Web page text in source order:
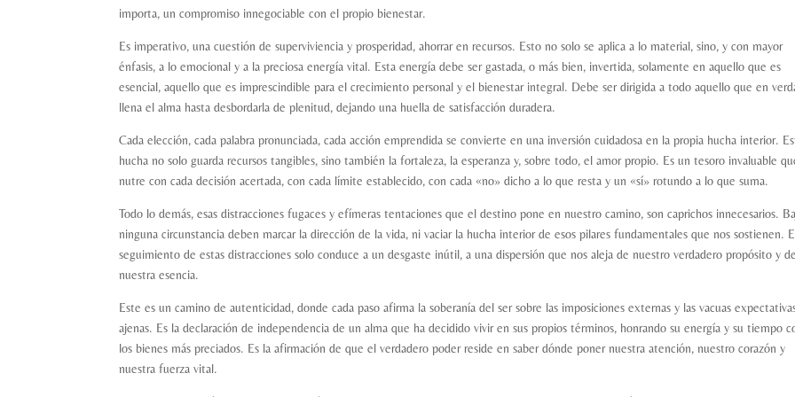
importa, un compromiso innegociable con el propio bienestar.
Es imperativo, una cuestión de superviviencia y prosperidad, ahorrar en recursos. Esto no solo se aplica a lo material, sino, y con mayor
énfasis, a lo emocional y a la preciosa energía vital. Esta energía debe ser gastada, o más bien, invertida, solamente en aquello que es
esencial, aquello que es imprescindible para el crecimiento personal y el bienestar integral. Debe ser dirigida a todo aquello que en
llena el alma hasta desbordarla de plenitud, dejando una huella de satisfacción duradera.
Cada elección, cada palabra pronunciada, cada acción emprendida se convierte en una inversión cuidadosa en la propia hucha interior.
hucha no solo guarda recursos tangibles, sino también la fortaleza, la esperanza y, sobre todo, el amor propio. Es un tesoro invaluable
nutre con cada decisión acertada, con cada límite establecido, con cada «no» dicho a lo que resta y un «sí» rotundo a lo que suma.
Todo lo demás, esas distracciones fugaces y efímeras tentaciones que el destino pone en nuestro camino, son caprichos innecesarios.
ninguna circunstancia deben marcar la dirección de la vida, ni vaciar la hucha interior de esos pilares fundamentales que nos sostienen.
seguimiento de estas distracciones solo conduce a un desgaste inútil, a una dispersión que nos aleja de nuestro verdadero propósito y de
nuestra esencia.
Este es un camino de autenticidad, donde cada paso afirma la soberanía del ser sobre las imposiciones externas y las vacuas
ajenas. Es la declaración de independencia de un alma que ha decidido vivir en sus propios términos, honrando su energía y su tiempo
los bienes más preciados. Es la afirmación de que el verdadero poder reside en saber dónde poner nuestra atención, nuestro corazón y
nuestra fuerza vital.